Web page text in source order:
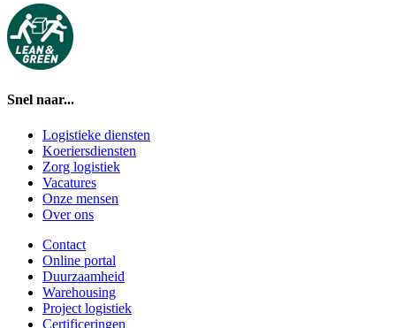
Snel naar...
Logistieke diensten
Koeriersdiensten
Zorg logistiek
Vacatures
Onze mensen
Over ons
Contact
Online portal
Duurzaamheid
Warehousing
Project logistiek
Certificeringen